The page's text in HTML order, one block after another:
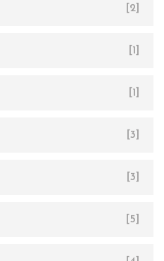
[2]
[1]
[1]
[3]
[3]
[5]